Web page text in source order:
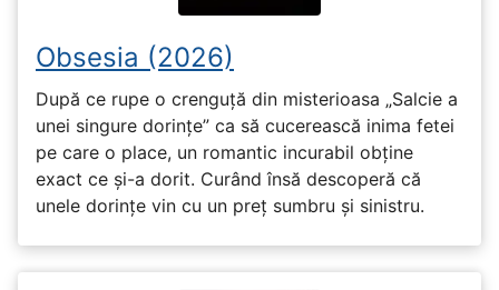
Obsesia (2026)
După ce rupe o crenguță din misterioasa „Salcie a
unei singure dorințe” ca să cucerească inima fetei
pe care o place, un romantic incurabil obține
exact ce și-a dorit. Curând însă descoperă că
unele dorințe vin cu un preț sumbru și sinistru.